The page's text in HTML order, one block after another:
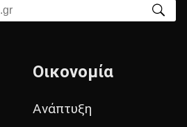
Οικονομία
Ανάπτυξη